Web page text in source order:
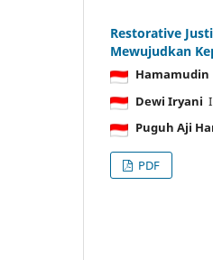
Restorative
Mewujudkan
Hamamudin
Dewi Iryani
Puguh Aji
PDF